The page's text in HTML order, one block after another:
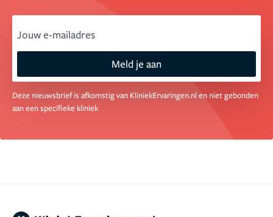
Meld je aan
Deze nieuwsbrief is afkomstig van KliniekErvaringen.nl en niet gebonden
aan een specifieke kliniek